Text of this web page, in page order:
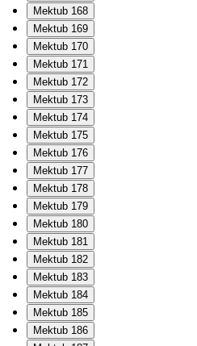
Mektub 168
Mektub 169
Mektub 170
Mektub 171
Mektub 172
Mektub 173
Mektub 174
Mektub 175
Mektub 176
Mektub 177
Mektub 178
Mektub 179
Mektub 180
Mektub 181
Mektub 182
Mektub 183
Mektub 184
Mektub 185
Mektub 186